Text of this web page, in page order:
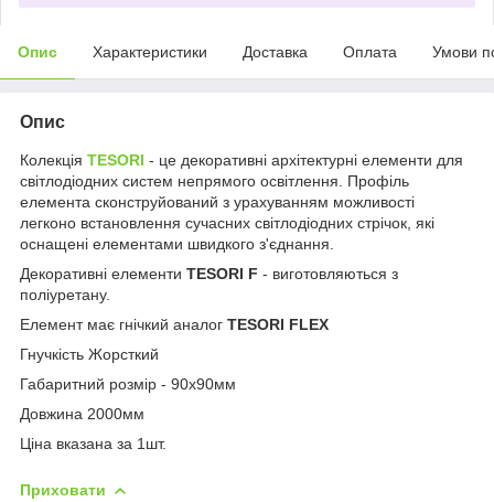
Опис Характеристики Доставка Оплата Умови
Опис
Колекція TESORI - це декоративні архітектурні елементи для
світлодіодних систем непрямого освітлення. Профіль
елемента сконструйований з урахуванням можливості
легконо встановлення сучасних світлодіодних стрічок, які
оснащені елементами швидкого з'єднання.
Декоративні елементи TESORI F - виготовляються з
поліуретану.
Елемент має гнічкий аналог TESORI FLEX
Гнучкість Жорсткий
Габаритний розмір - 90х90мм
Довжина 2000мм
Ціна вказана за 1шт.
Приховати